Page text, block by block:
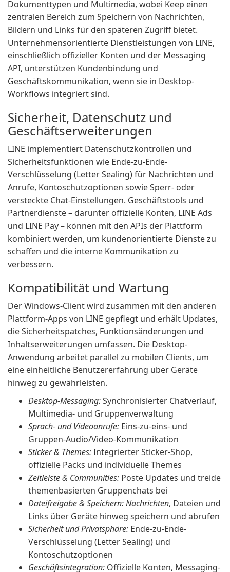
Dokumenttypen und Multimedia, wobei Keep einen
zentralen Bereich zum Speichern von Nachrichten,
Bildern und Links für den späteren Zugriff bietet.
Unternehmensorientierte Dienstleistungen von LINE,
einschließlich offizieller Konten und der Messaging
API, unterstützen Kundenbindung und
Geschäftskommunikation, wenn sie in Desktop-
Workflows integriert sind.
Sicherheit, Datenschutz und
Geschäftserweiterungen
LINE implementiert Datenschutzkontrollen und
Sicherheitsfunktionen wie Ende-zu-Ende-
Verschlüsselung (Letter Sealing) für Nachrichten und
Anrufe, Kontoschutzoptionen sowie Sperr- oder
versteckte Chat-Einstellungen. Geschäftstools und
Partnerdienste – darunter offizielle Konten, LINE Ads
und LINE Pay – können mit den APIs der Plattform
kombiniert werden, um kundenorientierte Dienste zu
schaffen und die interne Kommunikation zu
verbessern.
Kompatibilität und Wartung
Der Windows-Client wird zusammen mit den anderen
Plattform-Apps von LINE gepflegt und erhält Updates,
die Sicherheitspatches, Funktionsänderungen und
Inhaltserweiterungen umfassen. Die Desktop-
Anwendung arbeitet parallel zu mobilen Clients, um
eine einheitliche Benutzererfahrung über Geräte
hinweg zu gewährleisten.
Desktop-Messaging:Synchronisierter Chatverlauf,
Multimedia- und Gruppenverwaltung
Sprach- und Videoanrufe: Eins-zu-eins- und
Gruppen-Audio/Video-Kommunikation
Sticker & Themes:Integrierter Sticker-Shop,
offizielle Packs und individuelle Themes
Zeitleiste & Communities: Poste Updates und treide
themenbasierten Gruppenchats bei
Dateifreigabe & Speichern: Nachrichten, Dateien und
Links über Geräte hinweg speichern und abrufen
Sicherheit und Privatsphäre: Ende-zu-Ende-
Verschlüsselung (Letter Sealing) und
Kontoschutzoptionen
Geschäftsintegration: Offizielle Konten, Messaging-